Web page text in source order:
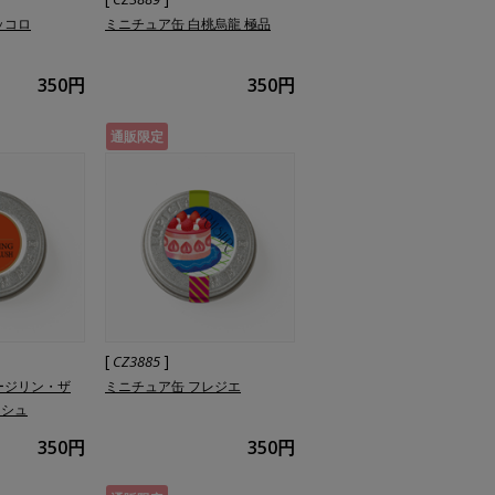
ロ
350円
ミニチュア缶 白桃烏龍 極品
350円
ジリン・ザ
ュ
350円
通販限定
[ CZ3885 ]
ミニチュア缶 フレジエ
350円